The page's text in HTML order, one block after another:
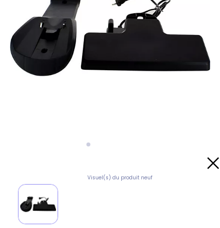
Visuel(s) du produit neuf